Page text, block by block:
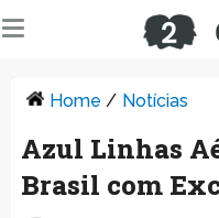
Home / Notícias
Azul Linhas
Brasil com